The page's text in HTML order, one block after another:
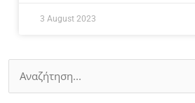
3 August 2023
Search
for: